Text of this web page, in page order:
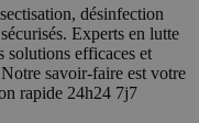
désinfection
Experts en lutte
solutions efficaces et
savoir-faire est votre
rapide 24h24 7j7